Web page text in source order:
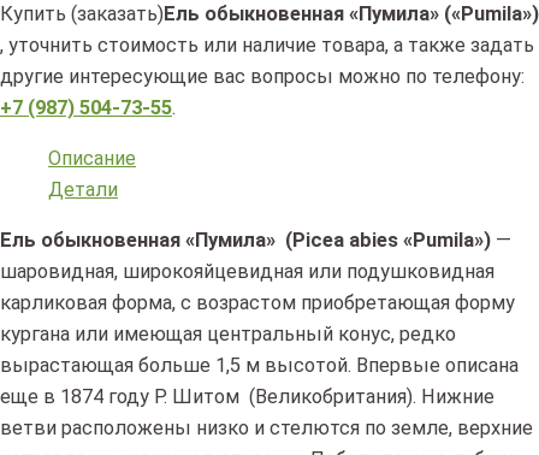
Купить (заказать)Ель обыкновенная «Пумила» («Pumila»)
, уточнить стоимость или наличие товара, а также задать
другие интересующие вас вопросы можно по телефону:
+7 (987) 504-73-55.
Описание
Детали
Ель обыкновенная «Пумила» (Picea abies «Pumila») —
шаровидная, широкояйцевидная или подушковидная
карликовая форма, с возрастом приобретающая форму
кургана или имеющая центральный конус, редко
вырастающая больше 1,5 м высотой. Впервые описана
еще в 1874 году Р. Шитом (Великобритания). Нижние
ветви расположены низко и стелются по земле, верхние